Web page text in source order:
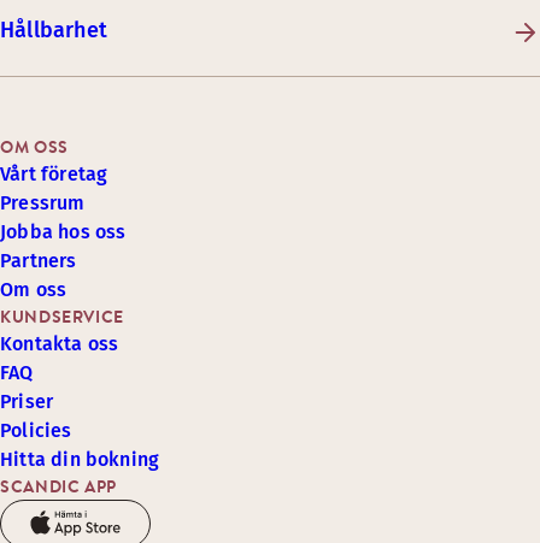
Hållbarhet
SCANDIC APP
KUNDSERVICE
Kontakta oss
FAQ
Priser
Policies
Hitta din bokning
OM OSS
Vårt företag
Pressrum
Jobba hos oss
Partners
Om oss